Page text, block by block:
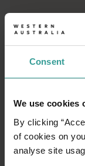
Consent
We use cookies
By clicking
of cookies on
analyse site